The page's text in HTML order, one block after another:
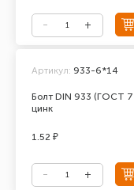
Болт DIN 933 (ГОСТ
цинк
Артикул: 933-6*14
1.52 ₽